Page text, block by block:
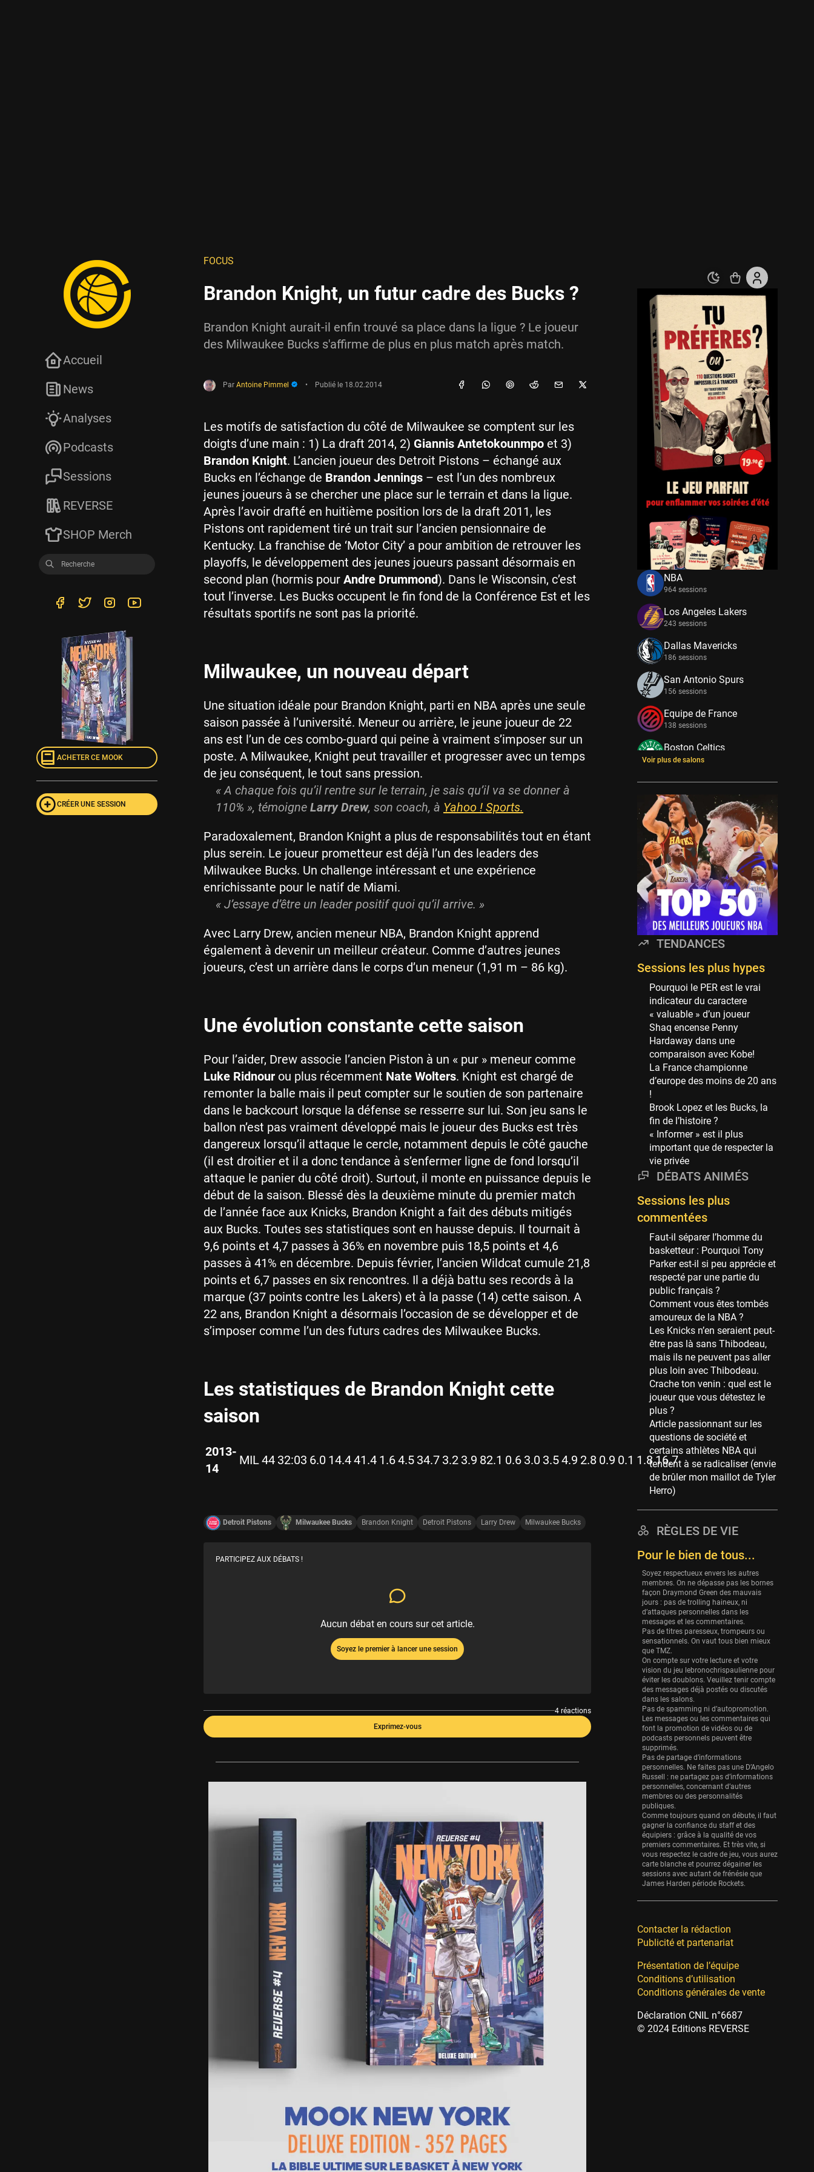
FOCUS
Brandon Knight, un futur cadre des Bucks ?
Brandon Knight aurait-il enfin trouvé sa place dans la ligue ? Le joueur
des Milwaukee Bucks s'affirme de plus en plus match après match.
Par Antoine Pimmel • Publié le 18.02.2014
Les motifs de satisfaction du côté de Milwaukee se comptent sur les
doigts d’une main : 1) La draft 2014, 2) Giannis Antetokounmpo et 3)
Brandon Knight. L’ancien joueur des Detroit Pistons – échangé aux
Bucks en l’échange de Brandon Jennings – est l’un des nombreux
jeunes joueurs à se chercher une place sur le terrain et dans la ligue.
Après l’avoir drafté en huitième position lors de la draft 2011, les
Pistons ont rapidement tiré un trait sur l’ancien pensionnaire de
Kentucky. La franchise de ‘Motor City’ a pour ambition de retrouver les
playoffs, le développement des jeunes joueurs passant désormais en
second plan (hormis pour Andre Drummond). Dans le Wisconsin, c’est
tout l’inverse. Les Bucks occupent le fin fond de la Conférence Est et les
résultats sportifs ne sont pas la priorité.
Milwaukee, un nouveau départ
Une situation idéale pour Brandon Knight, parti en NBA après une seule
saison passée à l’université. Meneur ou arrière, le jeune joueur de 22
ans est l’un de ces combo-guard qui peine à vraiment s’imposer sur un
poste. A Milwaukee, Knight peut travailler et progresser avec un temps
de jeu conséquent, le tout sans pression.
« A chaque fois qu’il rentre sur le terrain, je sais qu’il va se donner à
110% », témoigne Larry Drew, son coach, à Yahoo ! Sports.
Paradoxalement, Brandon Knight a plus de responsabilités tout en étant
plus serein. Le joueur prometteur est déjà l’un des leaders des
Milwaukee Bucks. Un challenge intéressant et une expérience
enrichissante pour le natif de Miami.
« J’essaye d’être un leader positif quoi qu’il arrive. »
Avec Larry Drew, ancien meneur NBA, Brandon Knight apprend
également à devenir un meilleur créateur. Comme d’autres jeunes
joueurs, c’est un arrière dans le corps d’un meneur (1,91 m – 86 kg).
Une évolution constante cette saison
Pour l’aider, Drew associe l’ancien Piston à un « pur » meneur comme
Luke Ridnour ou plus récemment Nate Wolters. Knight est chargé de
remonter la balle mais il peut compter sur le soutien de son partenaire
dans le backcourt lorsque la défense se resserre sur lui. Son jeu sans le
ballon n’est pas vraiment développé mais le joueur des Bucks est très
dangereux lorsqu’il attaque le cercle, notamment depuis le côté gauche
(il est droitier et il a donc tendance à s’enfermer ligne de fond lorsqu’il
attaque le panier du côté droit). Surtout, il monte en puissance depuis le
début de la saison. Blessé dès la deuxième minute du premier match
de l’année face aux Knicks, Brandon Knight a fait des débuts mitigés
aux Bucks. Toutes ses statistiques sont en hausse depuis. Il tournait à
9,6 points et 4,7 passes à 36% en novembre puis 18,5 points et 4,6
passes à 41% en décembre. Depuis février, l’ancien Wildcat cumule 21,8
points et 6,7 passes en six rencontres. Il a déjà battu ses records à la
marque (37 points contre les Lakers) et à la passe (14) cette saison. A
22 ans, Brandon Knight a désormais l’occasion de se développer et de
s’imposer comme l’un des futurs cadres des Milwaukee Bucks.
Les statistiques de Brandon Knight cette
saison
2013-
14
MIL44 32:03 6.0 14.441.4 1.64.5 34.7 3.2 3.9 82.1 0.6 3.0 3.54.9 2.8 0.9 0.1 1.816.7
Detroit Pistons Milwaukee Bucks Brandon Knight Detroit Pistons Larry Drew Milwaukee Bucks
PARTICIPEZ AUX DÉBATS !
Aucun débat en cours sur cet article.
Soyez le premier à lancer une session
4 réactions
Exprimez-vous
Accueil
News
Analyses
Podcasts
Sessions
REVERSE
SHOP Merch
ACHETER CE MOOK
CRÉER UNE SESSION
NBA
964 sessions
Los Angeles Lakers
243 sessions
Dallas Mavericks
186 sessions
San Antonio Spurs
156 sessions
Equipe de France
138 sessions
Boston Celtics
133 sessions
New York Knicks
114 sessions
Minnesota Timberwolves
114 sessions
Golden State Warriors
113 sessions
Denver Nuggets
106 sessions
WNBA
97 sessions
Philadelphia Sixers
89 sessions
Milwaukee Bucks
82 sessions
Hoop Culture
73 sessions
Oklahoma City Thunder
69 sessions
Phoenix Suns
Miami Heat
63 sessions
Los Angeles Clippers
61 sessions
53 sessions
New Orleans Pelicans
53 sessions
Jeux Olympiques
52 sessions
Atlanta Hawks
45 sessions
Chicago Bulls
41 sessions
Memphis Grizzlies
39 sessions
Cleveland Cavaliers
38 sessions
Orlando Magic
36 sessions
Euroleague
34 sessions
Charlotte Hornets
Houston Rockets
Washington Wizards
29 sessions
Portland Trail Blazers
27 sessions
Eurobasket
25 sessions
Detroit Pistons
25 sessions
Brooklyn Nets
24 sessions
Sacramento Kings
24 sessions
Utah Jazz
22 sessions
Toronto Raptors
18 sessions
REVERSE
11 sessions
Bleues
0 sessions
Voir plus de salons
TENDANCES
Sessions les plus hypes
Pourquoi le PER est le vrai
indicateur du caractere
« valuable » d’un joueur
Shaq encense Penny
Hardaway dans une
comparaison avec Kobe!
La France championne
d’europe des moins de 20 ans
!
Brook Lopez et les Bucks, la
fin de l’histoire ?
« Informer » est il plus
important que de respecter la
vie privée
DÉBATS ANIMÉS
Sessions les plus
commentées
Faut-il séparer l’homme du
basketteur : Pourquoi Tony
Parker est-il si peu apprécie et
respecté par une partie du
public français ?
Comment vous êtes tombés
amoureux de la NBA ?
Les Knicks n’en seraient peut-
être pas là sans Thibodeau,
mais ils ne peuvent pas aller
plus loin avec Thibodeau.
Crache ton venin : quel est le
joueur que vous détestez le
plus ?
Article passionnant sur les
questions de société et
certains athlètes NBA qui
tendent à se radicaliser (envie
de brûler mon maillot de Tyler
Herro)
RÈGLES DE VIE
Pour le bien de tous...
Soyez respectueux envers les autres
membres. On ne dépasse pas les bornes
façon Draymond Green des mauvais
jours : pas de trolling haineux, ni
d’attaques personnelles dans les
messages et les commentaires.
Pas de titres paresseux, trompeurs ou
sensationnels. On vaut tous bien mieux
que TMZ.
On compte sur votre lecture et votre
vision du jeu lebronochrispaulienne pour
éviter les doublons. Veuillez tenir compte
des messages déjà postés ou discutés
dans les salons.
Pas de spamming ni d’autopromotion.
Les messages ou les commentaires qui
font la promotion de vidéos ou de
podcasts personnels peuvent être
supprimés.
Pas de partage d’informations
personnelles. Ne faites pas une D’Angelo
Russell : ne partagez pas d’informations
personnelles, concernant d’autres
membres ou des personnalités
publiques.
Comme toujours quand on débute, il faut
gagner la confiance du staff et des
équipiers : grâce à la qualité de vos
premiers commentaires. Et très vite, si
vous respectez le cadre de jeu, vous aurez
carte blanche et pourrez dégainer les
sessions avec autant de frénésie que
James Harden période Rockets.
Contacter la rédaction
Publicité et partenariat
Présentation de l’équipe
Conditions d’utilisation
Conditions générales de vente
Déclaration CNIL n°6687
© 2024 Editions REVERSE